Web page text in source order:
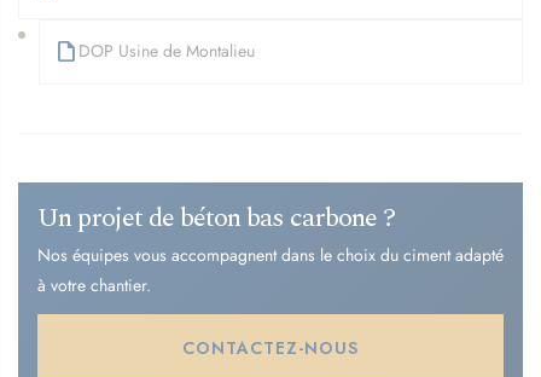
DOP Usine de Montalieu
Un projet de béton bas carbone ?
Nos équipes vous accompagnent dans le choix du ciment adapté
à votre chantier.
CONTACTEZ-NOUS